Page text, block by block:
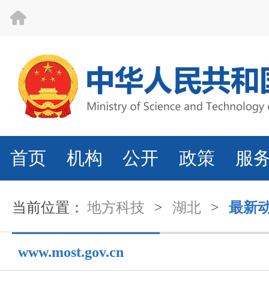
首页 机构 公开 政策 服
当前位置： 地方科技 > 湖北 > 最新
www.most.gov.cn